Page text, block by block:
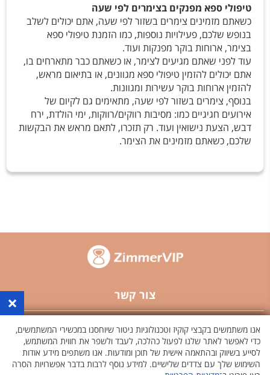
טיפולי ספא מפנקים בצימרים לפי שעה
כשאתם מזמינים צימרים בשזור לפי שעה, אתם יכולים לשלב
בנופש שלכם, פעילויות נוספות, כמו הזמנת טיפולי ספא
בצימר, ארוחות בוקר מפנקות ועוד.
עוד לפני שאתם מגיעים לצימר, או כשאתם כבר מתארחים בו,
אתם יכולים להזמין טיפולי ספא מגוונים, או בתיאום מראש,
להזמין ארוחות בוקר עשירות ומגוונות.
בנוסף, צימרים בשזור לפי שעה, מתאימים גם לקיום של
אירועים חגיגיים כמו: מסיבות רווקים/רווקות, ימי הולדת, ירח
דבש, הצעת נישואין ועוד. רק תזכרו, לתאם מראש את הבקשות
שלכם, כשאתם מזמינים את הצימר.
צור קשר
פרסם באתר
תקנון האתר
×
אנו משתמשים בקבצי קוקיז וטכנולוגיות ניטור שיוחסנו במכשירי המשתמשים,
כדי לאפשר לאתר שלנו לפעול כהלכה, לעבד ולשפר את חווית המשתמש,
לסייע בשיווק ובהתאמה אישית של תוכן ומודעות. אנו משתפים מידע אודות
השימוש שלך עם צדדים שלישיים. למידע נוסף לרבות בדבר אפשרויות הסרה